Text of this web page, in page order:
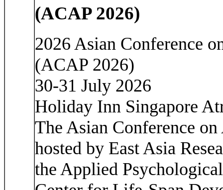
(ACAP 2026)
2026 Asian Conference
(ACAP 2026)
30-31 July 2026
Holiday Inn Singapore
The Asian Conference
hosted by East Asia
the Applied